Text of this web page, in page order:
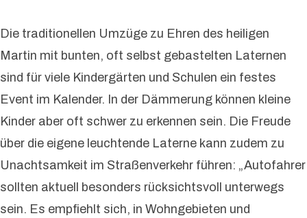
Die traditionellen Umzüge zu Ehren des heiligen
Martin mit bunten, oft selbst gebastelten Laternen
sind für viele Kindergärten und Schulen ein festes
Event im Kalender. In der Dämmerung können kleine
Kinder aber oft schwer zu erkennen sein. Die Freude
über die eigene leuchtende Laterne kann zudem zu
Unachtsamkeit im Straßenverkehr führen: „Autofahrer
sollten aktuell besonders rücksichtsvoll unterwegs
sein. Es empfiehlt sich, in Wohngebieten und